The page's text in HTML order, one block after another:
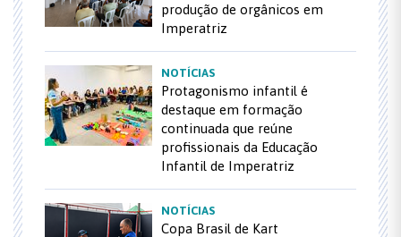
produção de orgânicos em
Imperatriz
NOTÍCIAS
Protagonismo infantil é
destaque em formação
continuada que reúne
profissionais da Educação
Infantil de Imperatriz
NOTÍCIAS
Copa Brasil de Kart